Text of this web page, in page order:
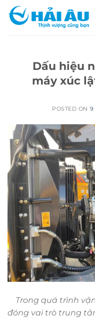
Skip
Dấu hiệu
máy xúc
POSTED ON 9
Trong quá trình
đóng vai trò trung